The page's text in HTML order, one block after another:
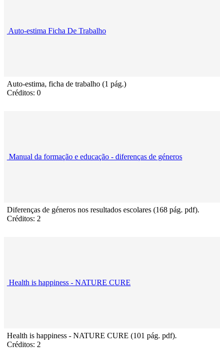
Auto-estima Ficha De Trabalho
Auto-estima, ficha de trabalho (1 pág.)
Créditos: 0
Manual da formação e educação - diferenças de géneros
Diferenças de géneros nos resultados escolares (168 pág. pdf).
Créditos: 2
Health is happiness - NATURE CURE
Health is happiness - NATURE CURE (101 pág. pdf).
Créditos: 2